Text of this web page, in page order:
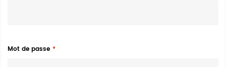
Mot de passe